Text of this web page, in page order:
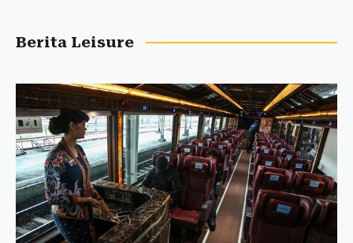
Berita Leisure